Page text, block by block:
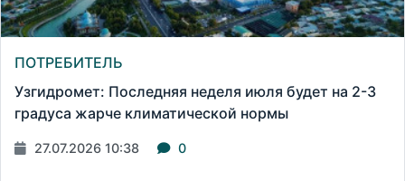
ПОТРЕБИТЕЛЬ
Узгидромет: Последняя неделя июля будет на 2-3
градуса жарче климатической нормы
27.07.2026 10:38 0